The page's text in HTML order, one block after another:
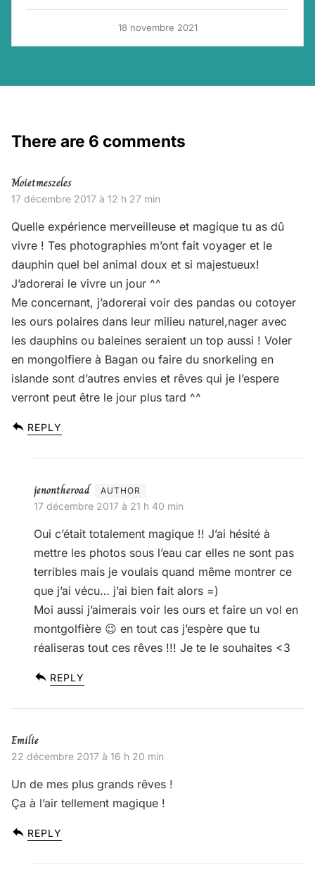
18 novembre 2021
There are 6 comments
Moietmeszeles
17 décembre 2017 à 12 h 27 min
Quelle expérience merveilleuse et magique tu as dû
vivre ! Tes photographies m’ont fait voyager et le
dauphin quel bel animal doux et si majestueux!
J’adorerai le vivre un jour ^^
Me concernant, j’adorerai voir des pandas ou cotoyer
les ours polaires dans leur milieu naturel,nager avec
les dauphins ou baleines seraient un top aussi ! Voler
en mongolfiere à Bagan ou faire du snorkeling en
islande sont d’autres envies et rêves qui je l’espere
verront peut être le jour plus tard ^^
REPLY
jenontheroad
17 décembre 2017 à 21 h 40 min
Oui c’était totalement magique !! J’ai hésité à
mettre les photos sous l’eau car elles ne sont pas
terribles mais je voulais quand même montrer ce
que j’ai vécu… j’ai bien fait alors =)
Moi aussi j’aimerais voir les ours et faire un vol en
montgolfière 😉 en tout cas j’espère que tu
réaliseras tout ces rêves !!! Je te le souhaites <3
REPLY
Emilie
22 décembre 2017 à 16 h 20 min
Un de mes plus grands rêves !
Ça à l’air tellement magique !
REPLY